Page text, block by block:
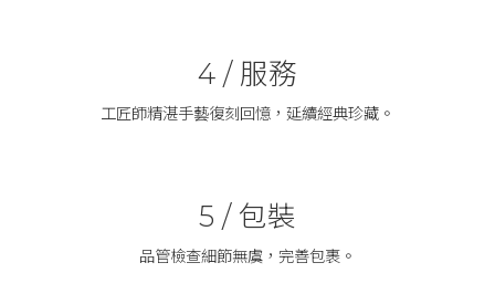
4 / 服務
工匠師精湛手藝復刻回憶，延續經典珍藏。
5 / 包裝
品管檢查細節無虞，完善包裹。